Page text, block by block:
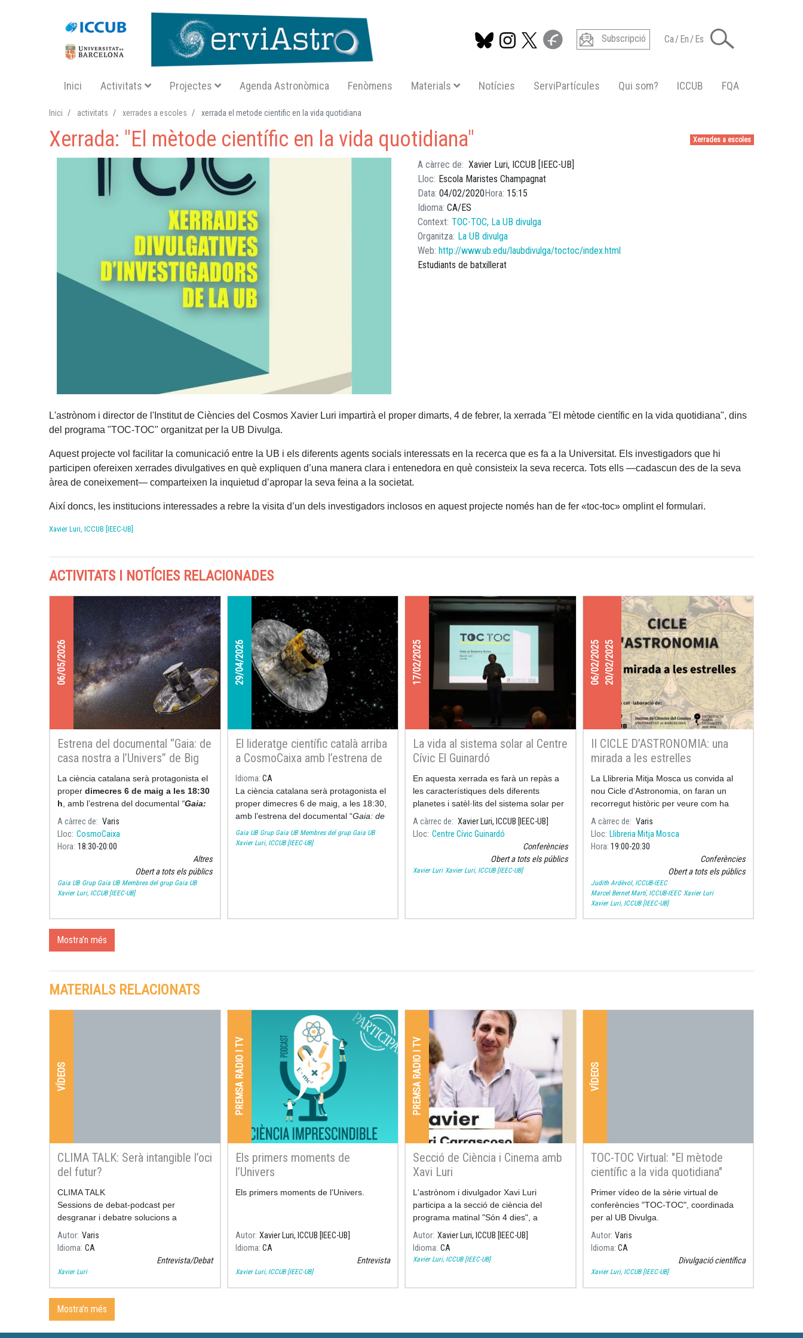
contingut
Subscripció Ca/En/Es
Navegació principal SA
Inici Activitats Projectes Agenda Astronòmica Fenòmens Materials Notícies ServiPartícules Qui som? ICCUB FQA
Inici activitats xerrades a escoles xerrada el metode cientific en la vida quotidiana
Xerrades a escoles
Xerrada: "El mètode científic en la vida quotidiana"
A càrrec de
Xavier Luri, ICCUB [IEEC-UB]
Lloc
Escola Maristes Champagnat
Data 04/02/2020 Hora 15:15
Idioma CA ES
Context TOC-TOC, La UB divulga
Organitza La UB divulga
Web http://www.ub.edu/laubdivulga/toctoc/index.html
Estudiants de batxillerat
L'astrònom i director de l'Institut de Ciències del Cosmos Xavier Luri impartirà el proper dimarts, 4 de febrer, la xerrada "El mètode científic en la vida quotidiana", dins
del programa "TOC-TOC" organitzat per la UB Divulga.
Aquest projecte vol facilitar la comunicació entre la UB i els diferents agents socials interessats en la recerca que es fa a la Universitat. Els investigadors que hi
participen ofereixen xerrades divulgatives en què expliquen d’una manera clara i entenedora en què consisteix la seva recerca. Tots ells —cadascun des de la seva
àrea de coneixement— comparteixen la inquietud d’apropar la seva feina a la societat.
Així doncs, les institucions interessades a rebre la visita d’un dels investigadors inclosos en aquest projecte només han de fer «toc-toc» omplint el formulari.
Xavier Luri, ICCUB [IEEC-UB]
ACTIVITATS I NOTÍCIES RELACIONADES
06/05/2026
Estrena del documental “Gaia: de
casa nostra a l’Univers” de Big
Van Ciencia
La ciència catalana serà protagonista el
proper dimecres 6 de maig a les 18:30
h , amb l’estrena del documental “Gaia:
de casa nostra a l’Univers
A càrrec de
Varis
Lloc CosmoCaixa
Hora 18:30 20:00
Altres
Obert a tots els públics
Gaia UB Grup Gaia UB Membres del grup Gaia UB
Xavier Luri, ICCUB [IEEC-UB]
29/04/2026
El lideratge científic català arriba
a CosmoCaixa amb l’estrena de
“Gaia: de casa nostra a l’Univers”
Idioma CA
La ciència catalana serà protagonista el
proper dimecres 6 de maig, a les 18:30,
amb l’estrena del documental “Gaia: de
casa nostra a l’Univers
” a l’Auditori
Principal del CosmoCaixa a Barcelona.
Gaia UB Grup Gaia UB Membres del grup Gaia UB
Xavier Luri, ICCUB [IEEC-UB]
17/02/2025
La vida al sistema solar al Centre
Cívic El Guinardó
En aquesta xerrada es farà un repàs a
les característiques dels diferents
planetes i satèl·lits del sistema solar per
analitzar la possibilitat de que hi hagi
vida.
A càrrec de
Xavier Luri, ICCUB [IEEC-UB]
Lloc Centre Cívic Guinardó
Conferències
Obert a tots els públics
Xavier Luri Xavier Luri, ICCUB [IEEC-UB]
06/02/202520/02/2025
II CICLE D’ASTRONOMIA: una
mirada a les estrelles
La Llibreria Mitja Mosca us convida al
nou Cicle d'Astronomia, on faran un
recorregut històric per veure com ha
evolucionat l'estudi de les estrelles i
quins han sigut els seus protagonistes, i
sob
A càrrec de
Varis
Lloc Llibreria Mitja Mosca
Hora 19:00 20:30
Conferències
Obert a tots els públics
Judith Ardèvol, ICCUB-IEEC
Marcel Bernet Martí, ICCUB-IEEC Xavier Luri
Xavier Luri, ICCUB [IEEC-UB]
Mostra'n més
MATERIALS RELACIONATS
VÍDEOS
CLIMA TALK: Serà intangible l’oci
del futur?
CLIMA TALK
Sessions de debat-podcast per
desgranar i debatre solucions a
l'emergència climàtica, sota el lema
"DESMATERIALITZANT".
Autor Varis
Idioma CA
Entrevista/Debat
Xavier Luri
PREMSA RADIO I TV
Els primers moments de
l’Univers
Els primers moments de l’Univers.
Autor Xavier Luri, ICCUB [IEEC-UB]
Idioma CA
Entrevista
Xavier Luri, ICCUB [IEEC-UB]
PREMSA RADIO I TV
Secció de Ciència i Cinema amb
Xavi Luri
L'astrònom i divulgador Xavi Luri
participa a la secció de ciència del
programa matinal "Són 4 dies", a
l'emissora RNE 4, comentant la ciència
darrera d'algunes de les pel·lícules més
famoses sobre l'espai.
Autor Xavier Luri, ICCUB [IEEC-UB]
Idioma CA
Xavier Luri, ICCUB [IEEC-UB]
VÍDEOS
TOC-TOC Virtual: "El mètode
científic a la vida quotidiana"
Primer vídeo de la sèrie virtual de
conferències "TOC-TOC", coordinada
per al UB Divulga.
Autor Varis
Idioma CA
Divulgació científica
Xavier Luri, ICCUB [IEEC-UB]
Mostra'n més